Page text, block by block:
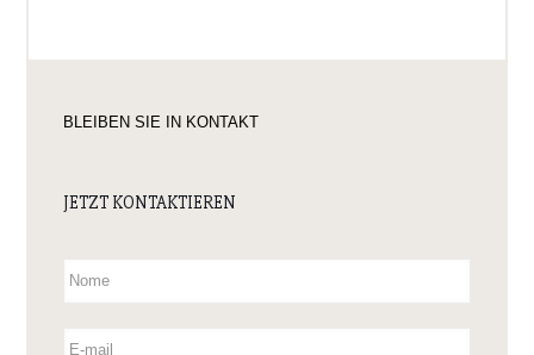
BLEIBEN SIE IN KONTAKT
JETZT KONTAKTIEREN